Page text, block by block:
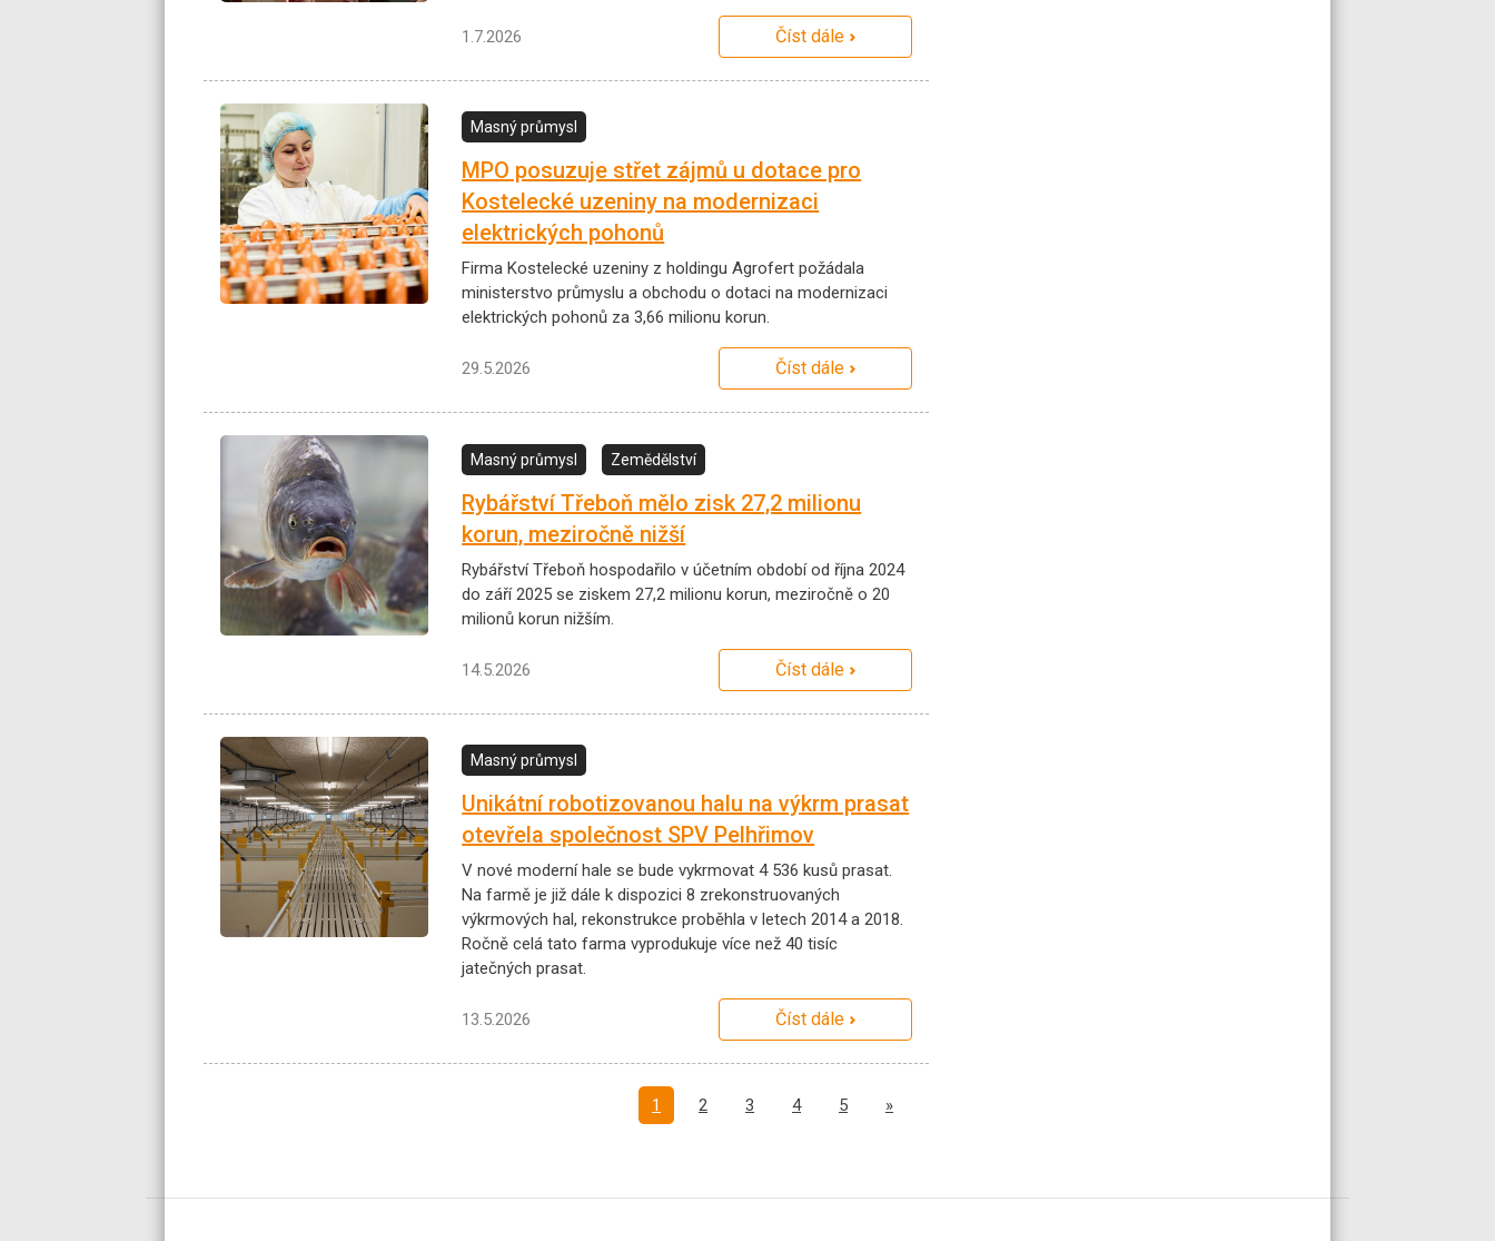
1.7.2026 Číst dále
Masný průmysl
MPO posuzuje střet zájmů u dotace pro
Kostelecké uzeniny na modernizaci
elektrických pohonů
Firma Kostelecké uzeniny z holdingu Agrofert požádala
ministerstvo průmyslu a obchodu o dotaci na modernizaci
elektrických pohonů za 3,66 milionu korun.
29.5.2026 Číst dále
Masný průmysl Zemědělství
Rybářství Třeboň mělo zisk 27,2 milionu
korun, meziročně nižší
Rybářství Třeboň hospodařilo v účetním období od října 2024
do září 2025 se ziskem 27,2 milionu korun, meziročně o 20
milionů korun nižším.
14.5.2026 Číst dále
Masný průmysl
Unikátní robotizovanou halu na výkrm prasat
otevřela společnost SPV Pelhřimov
V nové moderní hale se bude vykrmovat 4 536 kusů prasat.
Na farmě je již dále k dispozici 8 zrekonstruovaných
výkrmových hal, rekonstrukce proběhla v letech 2014 a 2018.
Ročně celá tato farma vyprodukuje více než 40 tisíc
jatečných prasat.
13.5.2026 Číst dále
1 2 3 4 5 »Další